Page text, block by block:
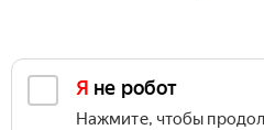
Я не робот
Нажмите, чтобы